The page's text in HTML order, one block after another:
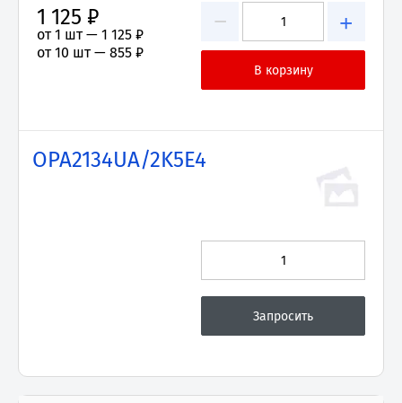
− +
1 125 ₽
от 1 шт — 1 125 ₽
от 10 шт — 855 ₽
OPA2134UA/2K5E4